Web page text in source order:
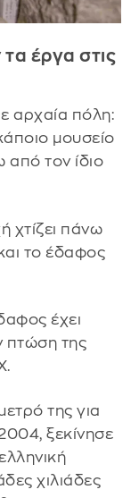
έργα στις
αρχαία πόλη:
μουσείο
τον ίδιο
χτίζει πάνω
το έδαφος
έχει
πτώση της
της για
ξεκίνησε
χιλιάδες